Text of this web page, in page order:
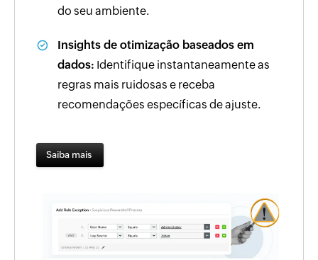
do seu ambiente.
Insights de otimização baseados em
dados: Identifique instantaneamente as
regras mais ruidosas e receba
recomendações específicas de ajuste.
Saiba mais